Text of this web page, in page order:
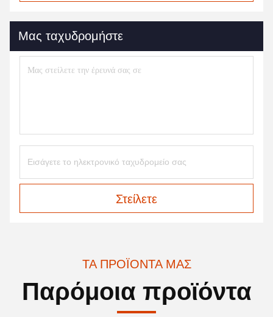
Μας ταχυδρομήστε
Στείλετε
ΤΑ ΠΡΟΪΌΝΤΑ ΜΑΣ
Παρόμοια προϊόντα